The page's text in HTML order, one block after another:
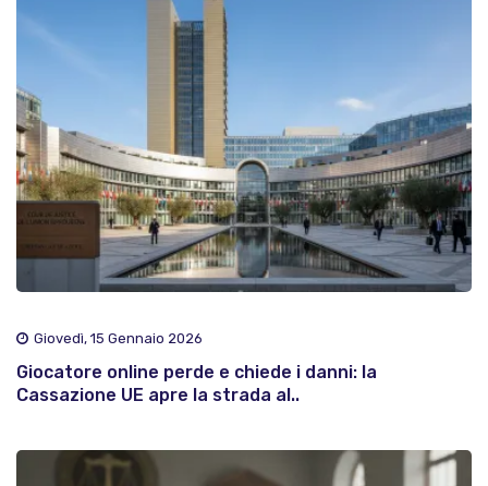
Giovedì, 15 Gennaio 2026
Giocatore online perde e chiede i danni: la
Cassazione UE apre la strada al..